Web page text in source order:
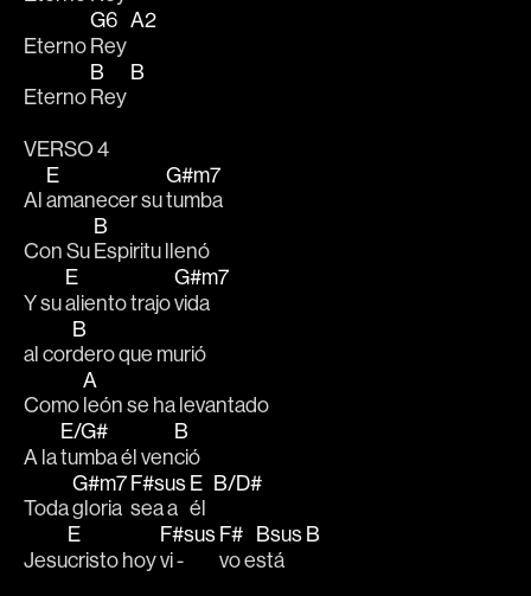
Eterno
G6
Rey
A2
Eterno
B
Rey
B
VERSO 4
Al
E
amanecer su
G#m7
tumba
Con Su
B
Espiritu llenó
Y su
E
aliento trajo
G#m7
vida
al cor
B
dero que murió
Como
A
león se ha levantado
A la
E/G#
tumba él ven
B
ció
Toda
G#m7
gloria
F#sus
sea a
E
él
B/D#
Jesu
E
cristo hoy
F#sus
vi -
F#
vo e
Bsus
stá
B